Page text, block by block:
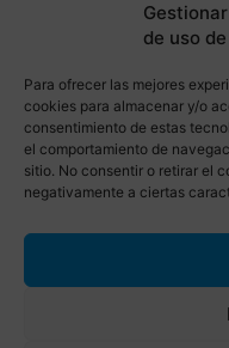
de uso
Para ofrecer las mejores
cookies para almacenar y/o
consentimiento de estas
el comportamiento de
sitio. No consentir o retirar el
negativamente a ciertas
SÍGUENOS
© Torrevieja ON.